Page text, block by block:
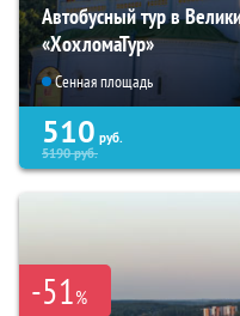
Автобусный тур в
«ХохломаТур»
Сенная площадь
510 руб.
5190руб.
-51%